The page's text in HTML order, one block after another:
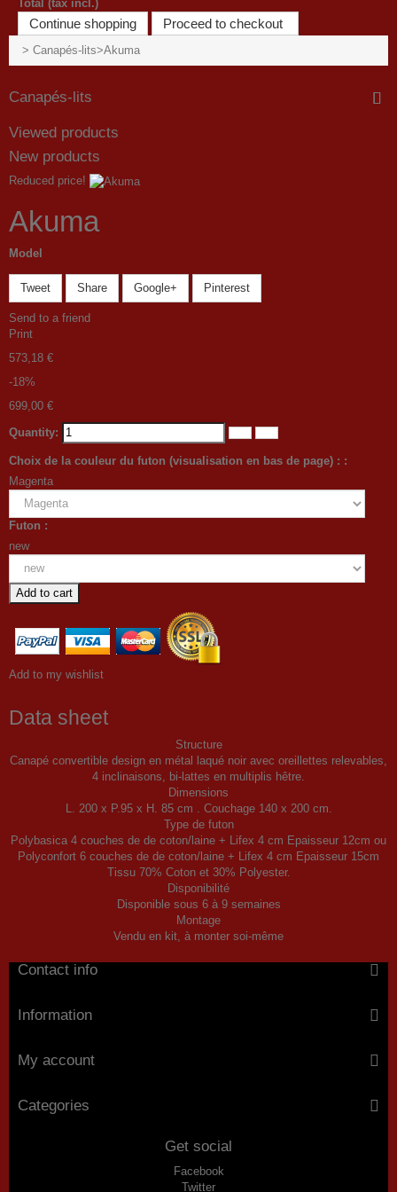
Total (tax incl.)
Continue shopping Proceed to checkout
> Canapés-lits>Akuma
Canapés-lits
Viewed products
New products
Reduced price!
Akuma
Model
Tweet Share Google+ Pinterest
Send to a friend
Print
573,18 €
-18%
699,00 €
Quantity:
Choix de la couleur du futon (visualisation en bas de page) : :
Magenta
Futon :
new
Add to cart
Add to my wishlist
Data sheet
Structure
Canapé convertible design en métal laqué noir avec oreillettes relevables,
4 inclinaisons, bi-lattes en multiplis hêtre.
Dimensions
L. 200 x P.95 x H. 85 cm . Couchage 140 x 200 cm.
Type de futon
Polybasica 4 couches de de coton/laine + Lifex 4 cm Epaisseur 12cm ou
Polyconfort 6 couches de de coton/laine + Lifex 4 cm Epaisseur 15cm
Tissu 70% Coton et 30% Polyester.
Disponibilité
Disponible sous 6 à 9 semaines
Montage
Vendu en kit, à monter soi-même
Contact info
Information
My account
Categories
Get social
Facebook
Twitter